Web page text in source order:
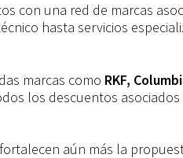
con una red de marcas
hasta servicios
marcas como RKF,
los descuentos asociados
aún más la